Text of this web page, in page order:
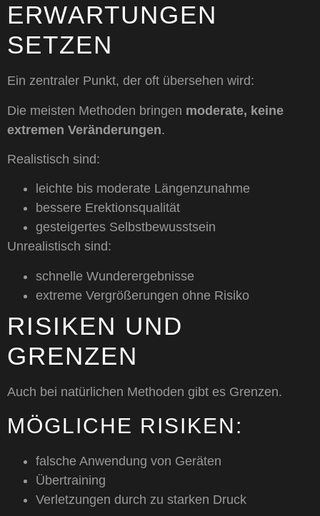
ERWARTUNGEN
SETZEN
Ein zentraler Punkt, der oft übersehen wird:
Die meisten Methoden bringen moderate, keine
extremen Veränderungen.
Realistisch sind:
leichte bis moderate Längenzunahme
bessere Erektionsqualität
gesteigertes Selbstbewusstsein
Unrealistisch sind:
schnelle Wunderergebnisse
extreme Vergrößerungen ohne Risiko
RISIKEN UND
GRENZEN
Auch bei natürlichen Methoden gibt es Grenzen.
MÖGLICHE RISIKEN:
falsche Anwendung von Geräten
Übertraining
Verletzungen durch zu starken Druck